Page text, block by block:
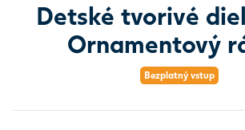
Detské tvorivé
Ornamentový
Bezplatný vstup